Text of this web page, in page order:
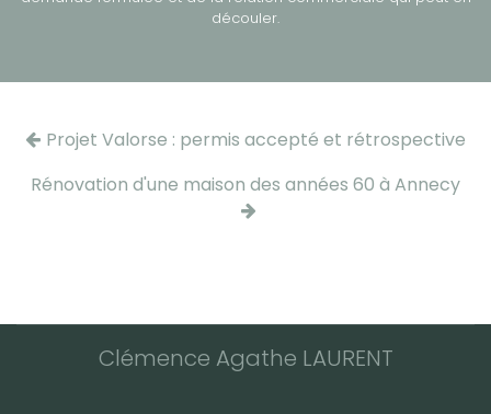
découler.
Projet Valorse : permis accepté et rétrospective
Rénovation d'une maison des années 60 à Annecy
Clémence Agathe LAURENT